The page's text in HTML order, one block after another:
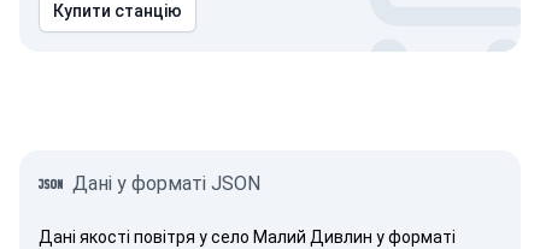
Купити станцію
Дані у форматі JSON
Дані якості повітря у село Малий Дивлин у форматі